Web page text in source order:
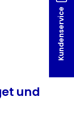
Kundenservice
und